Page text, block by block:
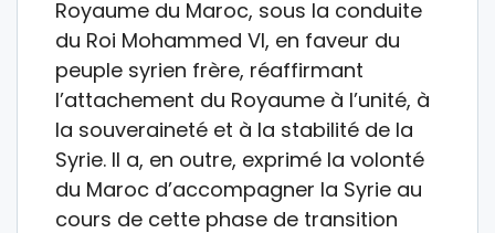
Royaume du Maroc, sous la conduite
du Roi Mohammed VI, en faveur du
peuple syrien frère, réaffirmant
l’attachement du Royaume à l’unité, à
la souveraineté et à la stabilité de la
Syrie. Il a, en outre, exprimé la volonté
du Maroc d’accompagner la Syrie au
cours de cette phase de transition